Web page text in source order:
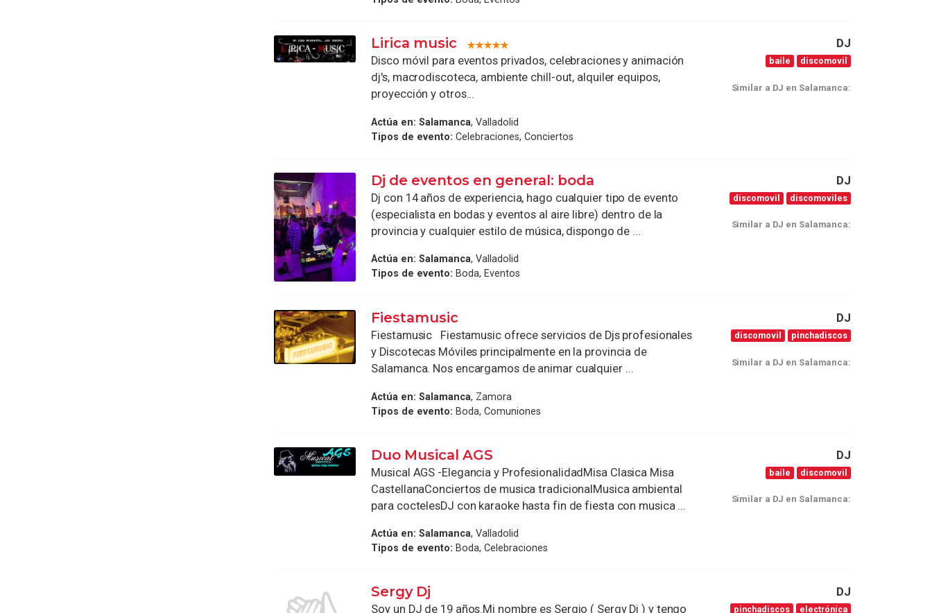
Lirica music
Disco móvil para eventos privados, celebraciones y animación
dj's, macrodiscoteca, ambiente chill-out, alquiler equipos,
proyección y otros...
Actúa en: Salamanca, Valladolid
Tipos de evento: Celebraciones, Conciertos
DJ
baile discomovil
Similar a DJ en Salamanca:
Dj de eventos en general: boda
Dj con 14 años de experiencia, hago cualquier tipo de evento
(especialista en bodas y eventos al aire libre) dentro de la
provincia y cualquier estilo de música, dispongo de ...
Actúa en: Salamanca, Valladolid
Tipos de evento: Boda, Eventos
DJ
discomovil discomoviles
Similar a DJ en Salamanca:
Fiestamusic
Fiestamusic Fiestamusic ofrece servicios de Djs profesionales
y Discotecas Móviles principalmente en la provincia de
Salamanca. Nos encargamos de animar cualquier ...
Actúa en: Salamanca, Zamora
Tipos de evento: Boda, Comuniones
DJ
discomovil pinchadiscos
Similar a DJ en Salamanca:
Duo Musical AGS
Musical AGS -Elegancia y ProfesionalidadMisa Clasica Misa
CastellanaConciertos de musica tradicionalMusica ambiental
para coctelesDJ con karaoke hasta fin de fiesta con musica ...
Actúa en: Salamanca, Valladolid
Tipos de evento: Boda, Celebraciones
DJ
baile discomovil
Similar a DJ en Salamanca:
Sergy Dj
Soy un DJ de 19 años.Mi nombre es Sergio ( Sergy Dj ) y tengo
DJ
pinchadiscos electrónica